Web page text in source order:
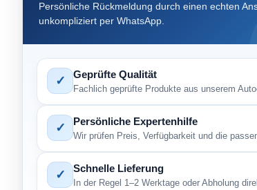
Persönliche Rückmeldung durch einen echten
unkompliziert per WhatsApp.
✓ Geprüfte Qualität
Fachlich geprüfte Produkte aus unserem
✓ Persönliche Expertenhilfe
Wir prüfen Preis, Verfügbarkeit und die
✓ Schnelle Lieferung
In der Regel 1–2 Werktage oder Abholung